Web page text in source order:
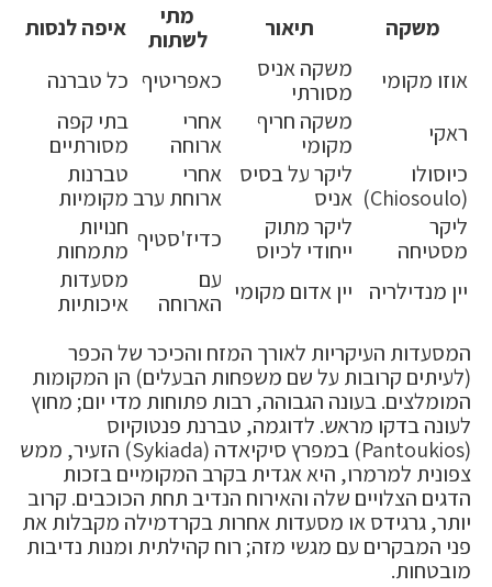
משקה תיאור
מתי
לשתות
איפה לנסות
אוזו מקומי
משקה אניס
מסורתי
כאפריטיף כל טברנה
ראקי
משקה חריף
מקומי
אחרי
ארוחה
בתי קפה
מסורתיים
כיוסולו
(Chiosoulo)
ליקר על בסיס
אניס
אחרי
ארוחת ערב
טברנות
מקומיות
ליקר
מסטיחה
ליקר מתוק
ייחודי לכיוס
כדיז'סטיף חנויות
מתמחות
יין מנדילריה
יין אדום מקומי עם
הארוחה
מסעדות
איכותיות
המסעדות העיקריות לאורך המזח והכיכר של הכפר
(לעיתים קרובות על שם משפחות הבעלים) הן המקומות
המומלצים. בעונה הגבוהה, רבות פתוחות מדי יום; מחוץ
לעונה בדקו מראש. לדוגמה, טברנת פנטוקיוס
(Pantoukios) במפרץ סיקיאדה (Sykiada) הזעיר, ממש
צפונית למרמרו, היא אגדית בקרב המקומיים בזכות
הדגים הצלויים שלה והאירוח הנדיב תחת הכוכבים. קרוב
יותר, גרגידס או מסעדות אחרות בקרדמילה מקבלות את
פני המבקרים עם מגשי מזה; רוח קהילתית ומנות נדיבות
מובטחות.